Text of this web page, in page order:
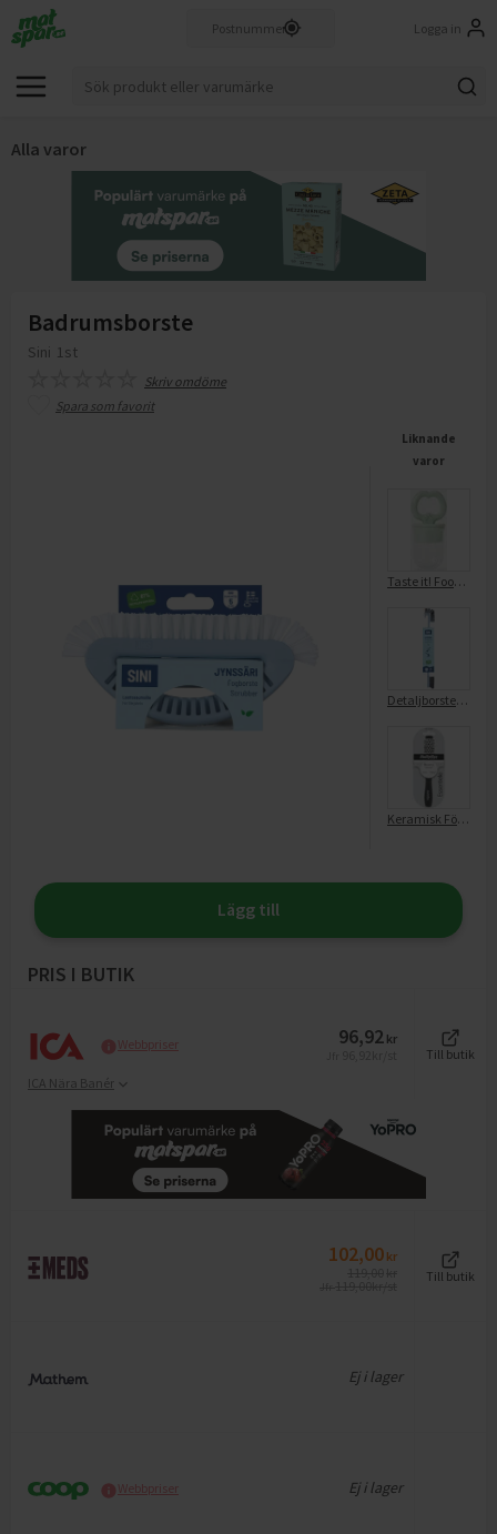
Logga in
Alla varor
Badrumsborste
Sini 1st
Skriv omdöme
Spara som favorit
Liknande
varor
Taste it! Food Nibbler
Detaljborste, 1-p
Keramisk Fönborste Midi
Lägg till
PRIS I BUTIK
Webbpriser 96,92 kr
Till butik
ICA Nära Banér
102,00 kr
Till butik
Ej i lager
Webbpriser Ej i lager